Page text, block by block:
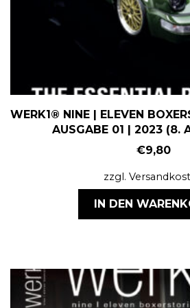
WERK1® NINE | ELEVEN
AUSGABE 01 | 2023 (8.
€9,80
zzgl.
IN DEN